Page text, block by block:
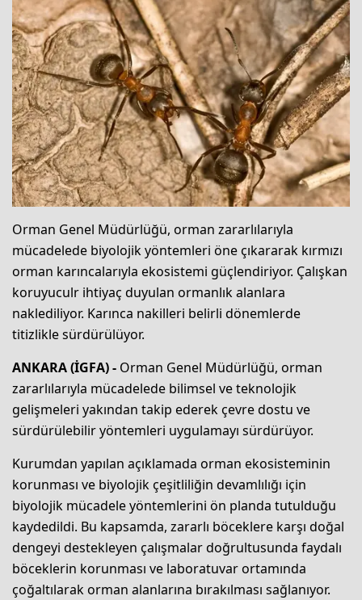
Orman Genel Müdürlüğü, orman zararlılarıyla
mücadelede biyolojik yöntemleri öne çıkararak kırmızı
orman karıncalarıyla ekosistemi güçlendiriyor. Çalışkan
koruyuculr ihtiyaç duyulan ormanlık alanlara
naklediliyor. Karınca nakilleri belirli dönemlerde
titizlikle sürdürülüyor.
ANKARA (İGFA) - Orman Genel Müdürlüğü, orman
zararlılarıyla mücadelede bilimsel ve teknolojik
gelişmeleri yakından takip ederek çevre dostu ve
sürdürülebilir yöntemleri uygulamayı sürdürüyor.
Kurumdan yapılan açıklamada orman ekosisteminin
korunması ve biyolojik çeşitliliğin devamlılığı için
biyolojik mücadele yöntemlerini ön planda tutulduğu
kaydedildi. Bu kapsamda, zararlı böceklere karşı doğal
dengeyi destekleyen çalışmalar doğrultusunda faydalı
böceklerin korunması ve laboratuvar ortamında
çoğaltılarak orman alanlarına bırakılması sağlanıyor.